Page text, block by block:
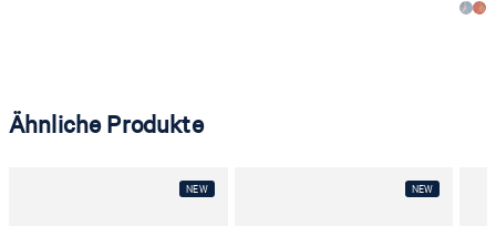
Ähnliche Produkte